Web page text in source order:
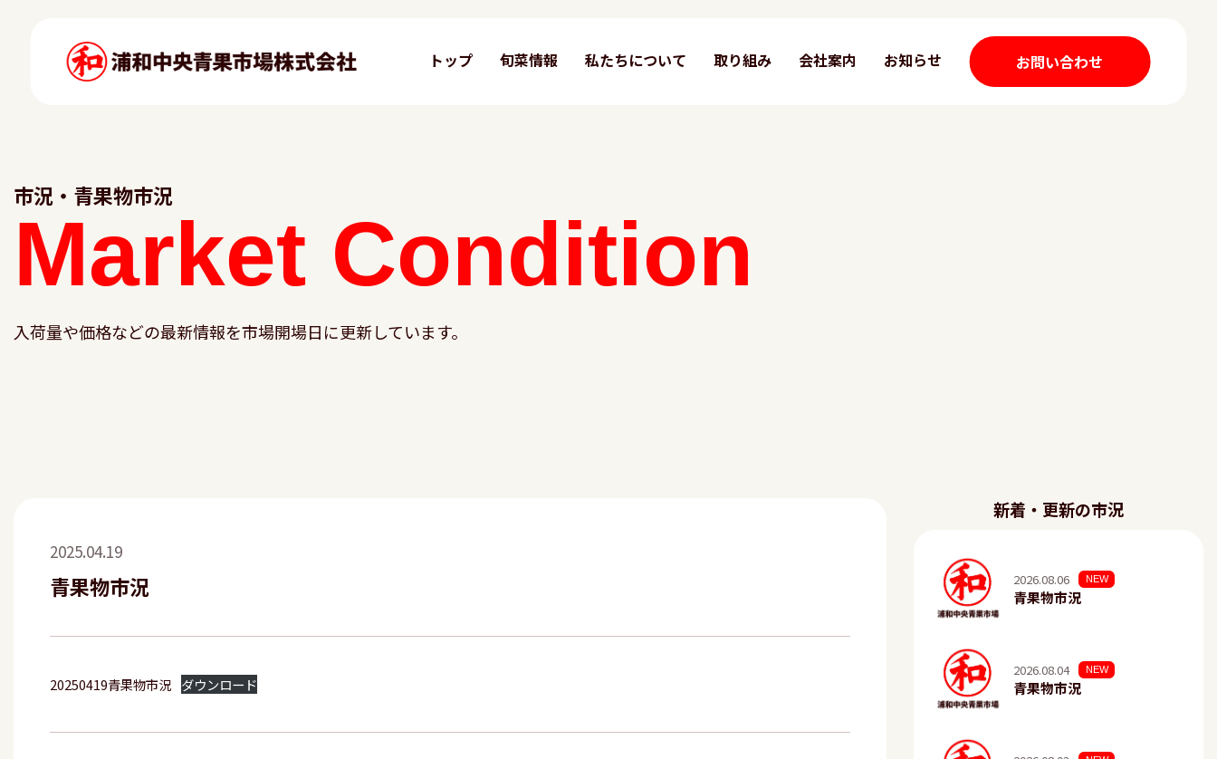
トップ 旬菜情報 私たちについて 取り組み 会社案内 お知らせ お問い合わせ
市況・青果物市況
Market Condition
入荷量や価格などの最新情報を市場開場日に更新しています。
2025.04.19
青果物市況
20250419青果物市況 ダウンロード
新着・更新の市況
2026.08.06 NEW
青果物市況
2026.08.04 NEW
青果物市況